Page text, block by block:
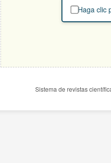
Haga clic
Sistema de revistas